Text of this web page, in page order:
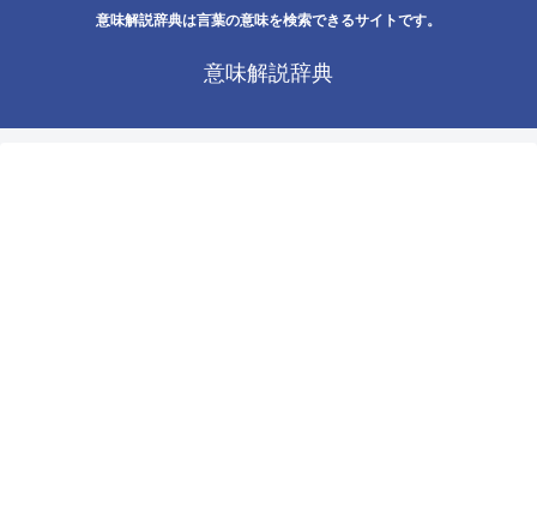
意味解説辞典は言葉の意味を検索できるサイトです。
意味解説辞典